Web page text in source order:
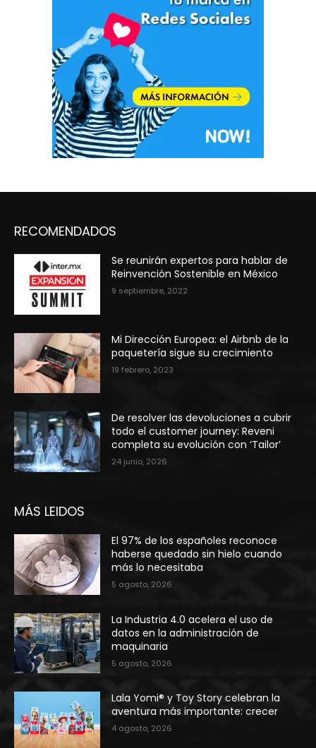
RECOMENDADOS
Se reunirán expertos para hablar de
Reinvención Sostenible en México
9 septiembre, 2022
Mi Dirección Europea: el Airbnb de la
paquetería sigue su crecimiento
19 febrero, 2023
De resolver las devoluciones a cubrir
todo el customer journey: Reveni
completa su evolución con ‘Tailor’
24 junio, 2026
MÁS LEIDOS
El 97% de los españoles reconoce
haberse quedado sin hielo cuando
más lo necesitaba
5 agosto, 2026
La Industria 4.0 acelera el uso de
datos en la administración de
maquinaria
5 agosto, 2026
Lala Yomi® y Toy Story celebran la
aventura más importante: crecer
4 agosto, 2026